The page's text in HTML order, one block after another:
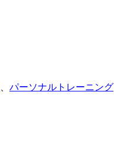
、 パーソナルトレーニング